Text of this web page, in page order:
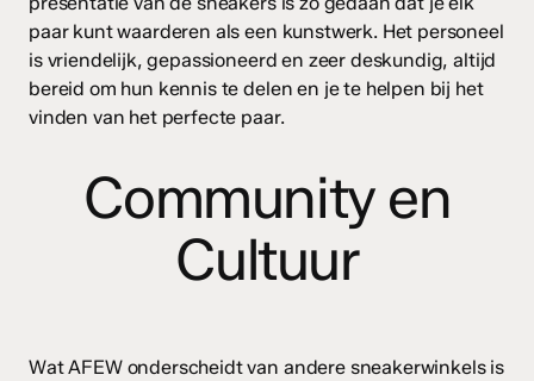
paar kunt waarderen als een kunstwerk. Het personeel
is vriendelijk, gepassioneerd en zeer deskundig, altijd
bereid om hun kennis te delen en je te helpen bij het
vinden van het perfecte paar.
Community en
Cultuur
Wat AFEW onderscheidt van andere sneakerwinkels is